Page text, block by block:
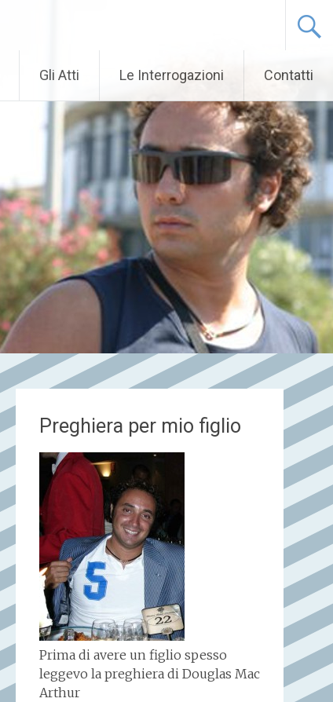
Gli Atti Le Interrogazioni Contatti
Preghiera per mio figlio
Prima di avere un figlio spesso
leggevo la preghiera di Douglas Mac
Arthur